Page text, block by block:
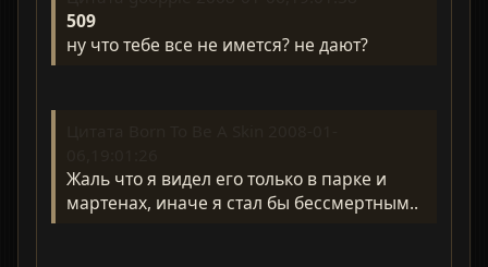
509
ну что тебе все не имется? не дают?
Жаль что я видел его только в парке и
мартенах, иначе я стал бы бессмертным..